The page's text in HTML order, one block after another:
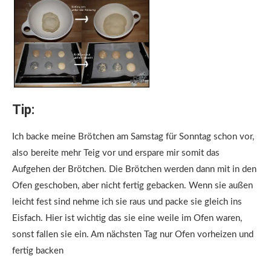
Tip:
Ich backe meine Brötchen am Samstag für Sonntag schon vor,
also bereite mehr Teig vor und erspare mir somit das
Aufgehen der Brötchen. Die Brötchen werden dann mit in den
Ofen geschoben, aber nicht fertig gebacken. Wenn sie außen
leicht fest sind nehme ich sie raus und packe sie gleich ins
Eisfach. Hier ist wichtig das sie eine weile im Ofen waren,
sonst fallen sie ein. Am nächsten Tag nur Ofen vorheizen und
fertig backen